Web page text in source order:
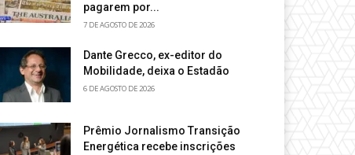
pagarem por...
7 DE AGOSTO DE 2026
Dante Grecco, ex-editor do
Mobilidade, deixa o Estadão
6 DE AGOSTO DE 2026
Prêmio Jornalismo Transição
Energética recebe inscrições